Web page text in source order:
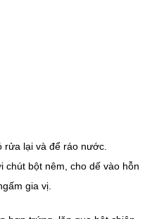
rửa lại và để ráo nước.
bột nêm, cho dế vào hỗn
gia vị.